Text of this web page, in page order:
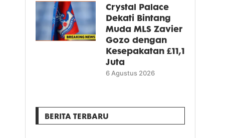
Crystal Palace
Dekati Bintang
Muda MLS Zavier
Gozo dengan
Kesepakatan £11,1
Juta
6 Agustus 2026
BERITA TERBARU